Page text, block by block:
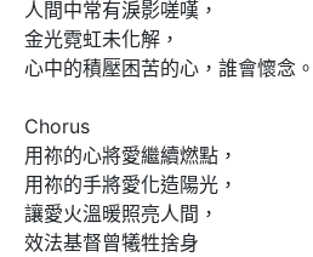
人間中常有淚影嗟嘆，
金光霓虹未化解，
心中的積壓困苦的心，誰會懷念。
Chorus
用祢的心將愛繼續燃點，
用祢的手將愛化造陽光，
讓愛火溫暖照亮人間，
效法基督曾犧牲捨身